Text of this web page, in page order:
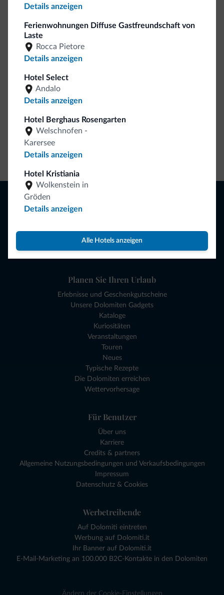
Details anzeigen
Ferienwohnungen Diffuse Gastfreundschaft von
Laste
Rocca Pietore
Details anzeigen
Hotel Select
Andalo
Details anzeigen
Hotel Berghaus Rosengarten
Welschnofen -
Karersee
Details anzeigen
Hotel Kristiania
Wolkenstein in
Gröden
Details anzeigen
Alle Hotels anzeigen
Seien Sie originell, entdecken Sie die neue
Kollektion
So viele von Ihnen haben uns gefragt. Die neue Kollektion
von Dolomiti.it ist da!
Angebote
Reiseziele
Sehen und Erleben
Planen Sie Ihren Urlaub
Erlebnisse und Geschenkgutscheine
Unsere Dolomiten Gadgets
Kataloge
Kuriositäten
Veranstaltungen
Touren
Neues
Typische Rezepte
Die Dolomiten erreichen
Wettervorhersage
Für Benutzer
Über uns
Karriere
Credits & partners
Allgemeine Nutzungsbedingungen und Verkaufsbedingungen
Impressum
Datenschutz & Cookies
Werbetreibende
Auf Dolomiti eintreten
Werbung auf Dolomiti.it
Ihr Banner auf Dolomiti.it
E-Mail-Marketing an 100.000 B2C-Kontakte in den Dolomiten
Ändern der Cookie-Einstellungen